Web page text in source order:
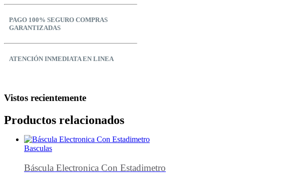
PAGO 100% SEGURO COMPRAS
GARANTIZADAS
ATENCIÓN INMEDIATA EN LINEA
Vistos recientemente
Productos relacionados
Basculas
Báscula Electronica Con Estadimetro